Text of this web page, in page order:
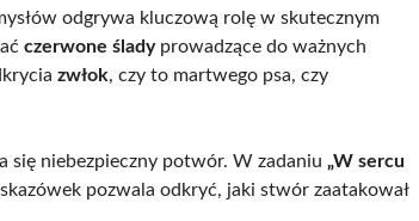
odgrywa kluczową rolę w skutecznym
czerwone śladyprowadzące do ważnych
zwłok, czy to martwego psa, czy
się niebezpieczny potwór. W zadaniu „W sercu
pozwala odkryć, jaki stwór zaatakował